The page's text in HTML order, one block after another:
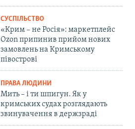
СУСПІЛЬСТВО
«Крим – не Росія»: маркетплейс
Ozon припинив прийом нових
замовлень на Кримському
півострові
ПРАВА ЛЮДИНИ
Мить – і ти шпигун. Як у
кримських судах розглядають
звинувачення в держзраді